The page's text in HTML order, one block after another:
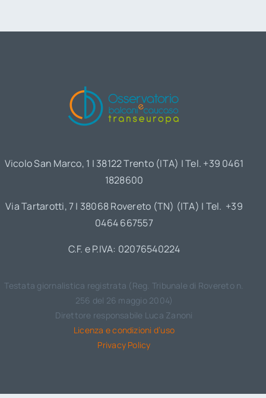
Vicolo San Marco, 1 | 38122 Trento (ITA) | Tel. +39 0461
1828600
Via Tartarotti, 7 | 38068 Rovereto (TN) (ITA) | Tel. +39
0464 667557
C.F. e P.IVA: 02076540224
Testata giornalistica registrata (Reg. Tribunale di Rovereto n.
256 del 26 maggio 2004)
Direttore responsabile Luca Zanoni
Licenza e condizioni d’uso
Privacy Policy